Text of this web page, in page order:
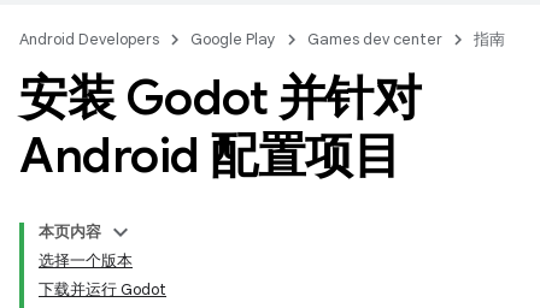
Android Developers Google Play Games dev center 指南
安装 Godot 并针对
Android 配置项目
本页内容
选择一个版本
下载并运行 Godot